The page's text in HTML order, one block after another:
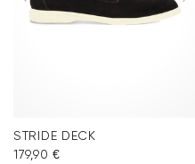
STRIDE DECK
179,90 €